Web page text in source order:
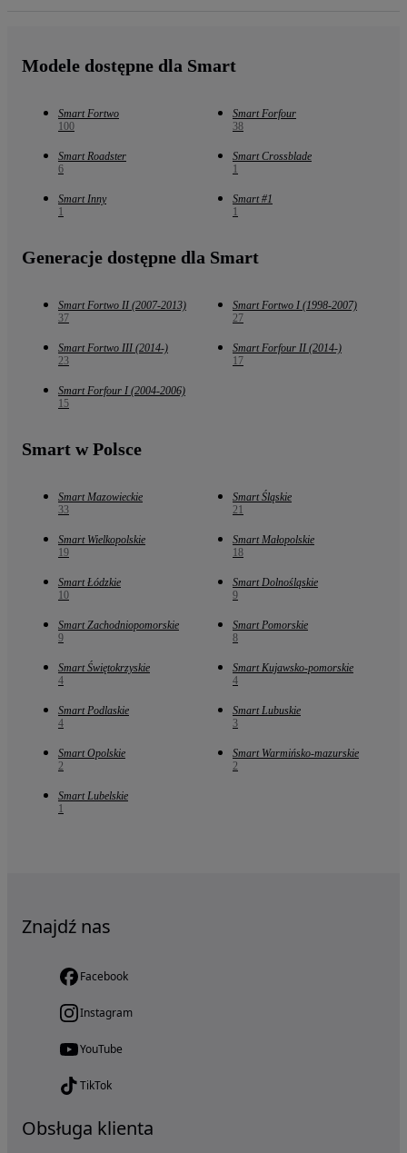
Modele dostępne dla Smart
Smart Fortwo
100
Smart Forfour
38
Smart Roadster
6
Smart Crossblade
1
Smart Inny
1
Smart #1
1
Generacje dostępne dla Smart
Smart Fortwo II (2007-2013)
37
Smart Fortwo I (1998-2007)
27
Smart Fortwo III (2014-)
23
Smart Forfour II (2014-)
17
Smart Forfour I (2004-2006)
15
Smart w Polsce
Smart Mazowieckie
33
Smart Śląskie
21
Smart Wielkopolskie
19
Smart Małopolskie
18
Smart Łódzkie
10
Smart Dolnośląskie
9
Smart Zachodniopomorskie
9
Smart Pomorskie
8
Smart Świętokrzyskie
4
Smart Kujawsko-pomorskie
4
Smart Podlaskie
4
Smart Lubuskie
3
Smart Opolskie
2
Smart Warmińsko-mazurskie
2
Smart Lubelskie
1
Znajdź nas
Facebook
Instagram
YouTube
TikTok
Obsługa klienta